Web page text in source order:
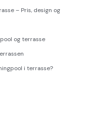
– Pris, design og
og terrasse
i terrasse?